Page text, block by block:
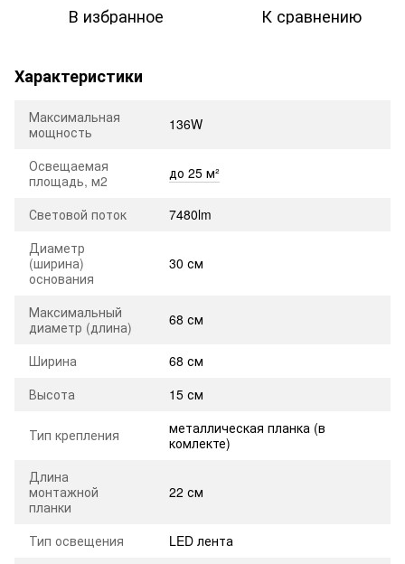
В избранное К сравнению
Характеристики
Максимальная
мощность
136W
Освещаемая
площадь, м2
до 25 м²
Световой поток
7480lm
Диаметр
(ширина)
основания
30 см
Максимальный
диаметр (длина)
68 см
Ширина
68 см
Высота
15 см
Тип крепления
металлическая планка (в
комлекте)
Длина
монтажной
планки
22 см
Тип освещения
LED лента